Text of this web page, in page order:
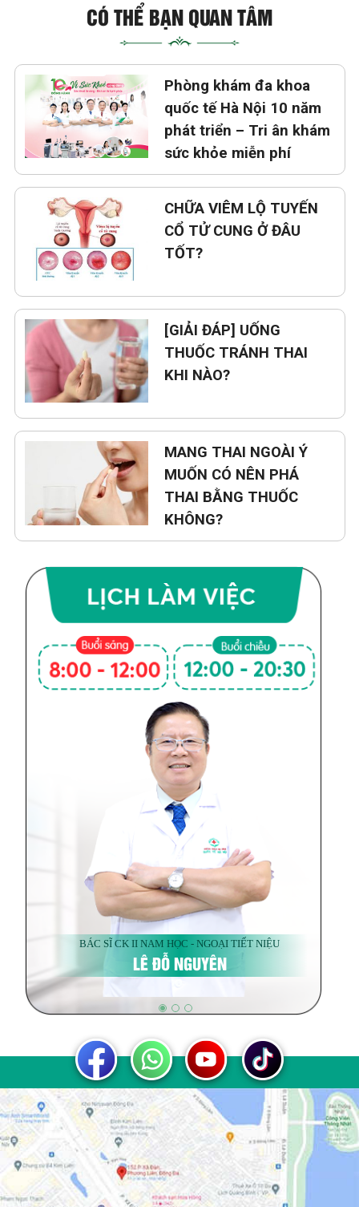
CÓ THỂ BẠN QUAN TÂM
Phòng khám đa khoa
quốc tế Hà Nội 10 năm
phát triển – Tri ân khám
sức khỏe miễn phí
CHỮA VIÊM LỘ TUYẾN
CỔ TỬ CUNG Ở ĐÂU
TỐT?
[GIẢI ĐÁP] UỐNG
THUỐC TRÁNH THAI
KHI NÀO?
MANG THAI NGOÀI Ý
MUỐN CÓ NÊN PHÁ
THAI BẰNG THUỐC
KHÔNG?
BÁC SĨ CK II NAM HỌC - NGOẠI TIẾT NIỆU
LÊ ĐỖ NGUYÊN